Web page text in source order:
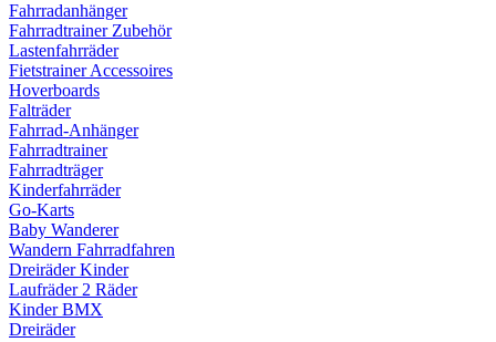
Fahrradanhänger
Fahrradtrainer Zubehör
Lastenfahrräder
Fietstrainer Accessoires
Hoverboards
Falträder
Fahrrad-Anhänger
Fahrradtrainer
Fahrradträger
Kinderfahrräder
Go-Karts
Baby Wanderer
Wandern Fahrradfahren
Dreiräder Kinder
Laufräder 2 Räder
Kinder BMX
Dreiräder